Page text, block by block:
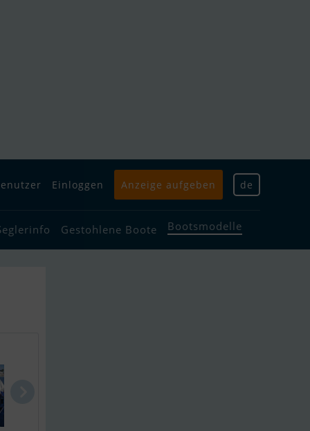
Einloggen Anzeige aufgeben de
Gestohlene Boote Bootsmodelle